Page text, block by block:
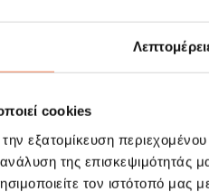
cookies
εξατομίκευση
της επισκεψιμότητάς
τον ιστότοπό μας
Μασάζ